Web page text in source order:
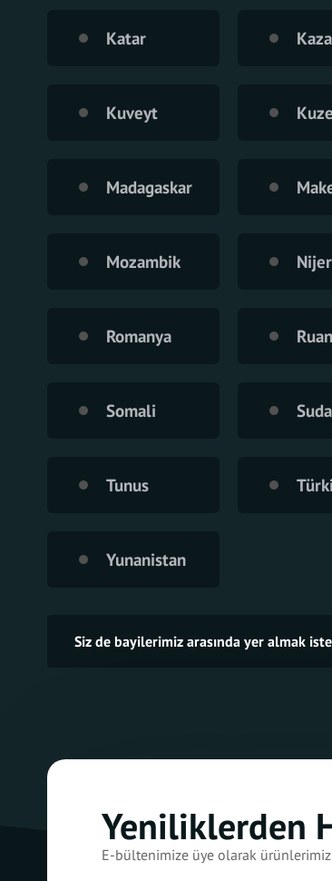
Katar
Kuveyt
Madagaskar
Mozambik Nijer
Romanya
Somali
Tunus
Yunanistan
Siz de bayilerimiz arasında yer almak
Yeniliklerden
E-bültenimize üye olarak